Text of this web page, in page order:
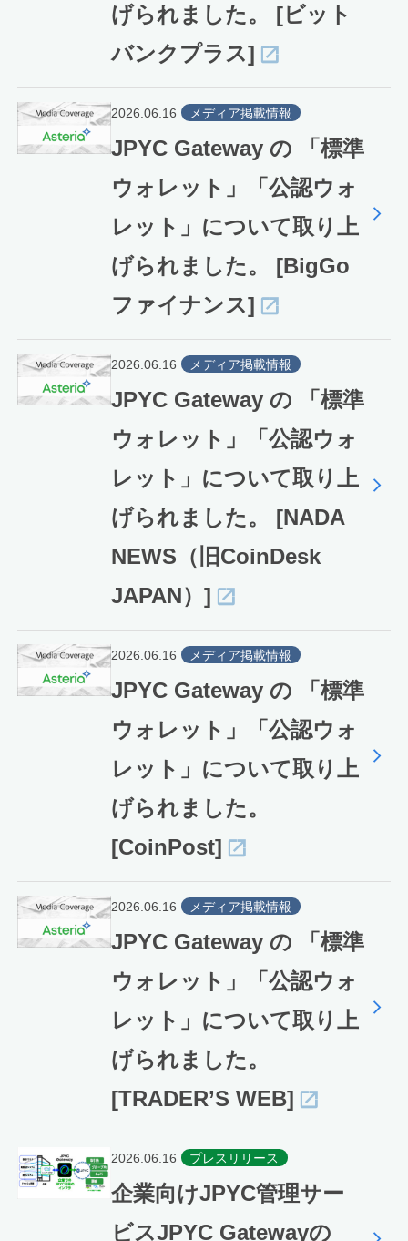
げられました。 [ビット
バンクプラス]
2026.06.16 メディア掲載情報
JPYC Gateway の 「標準
ウォレット」「公認ウォ
レット」について取り上
げられました。 [BigGo
ファイナンス]
2026.06.16 メディア掲載情報
JPYC Gateway の 「標準
ウォレット」「公認ウォ
レット」について取り上
げられました。 [NADA
NEWS（旧CoinDesk
JAPAN）]
2026.06.16 メディア掲載情報
JPYC Gateway の 「標準
ウォレット」「公認ウォ
レット」について取り上
げられました。
[CoinPost]
2026.06.16 メディア掲載情報
JPYC Gateway の 「標準
ウォレット」「公認ウォ
レット」について取り上
げられました。
[TRADER’S WEB]
2026.06.16 プレスリリース
企業向けJPYC管理サー
ビスJPYC Gatewayの